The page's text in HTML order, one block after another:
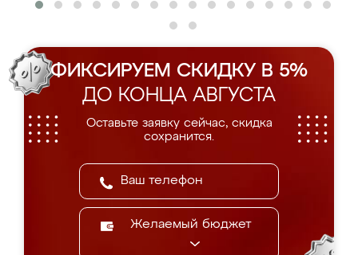
ФИКСИРУЕМ СКИДКУ В 5%
ДО КОНЦА АВГУСТА
Оставьте заявку сейчас, скидка
сохранится.
Желаемый бюджет